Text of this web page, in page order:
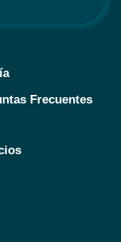
Frecuentes